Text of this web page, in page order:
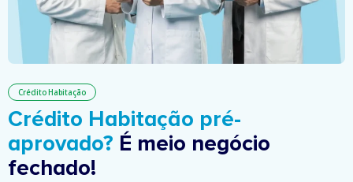
Crédito Habitação
Crédito Habitação pré-
aprovado? É meio negócio
fechado!